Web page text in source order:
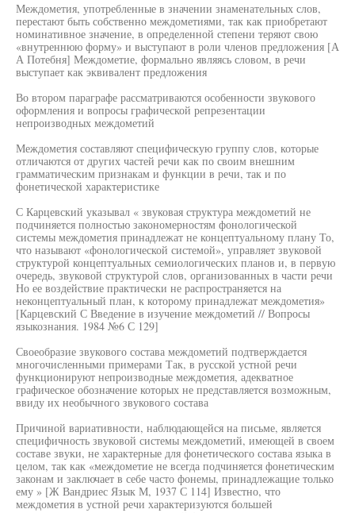
Междометия, употребленные в значении знаменательных слов,
перестают быть собственно междометиями, так как приобретают
номинативное значение, в определенной степени теряют свою
«внутреннюю форму» и выступают в роли членов предложения [А
А Потебня] Междометие, формально являясь словом, в речи
выступает как эквивалент предложения
Во втором параграфе рассматриваются особенности звукового
оформления и вопросы графической репрезентации
непроизводных междометий
Междометия составляют специфическую группу слов, которые
отличаются от других частей речи как по своим внешним
грамматическим признакам и функции в речи, так и по
фонетической характеристике
С Карцевский указывал « звуковая структура междометий не
подчиняется полностью закономерностям фонологической
системы междометия принадлежат не концептуальному плану То,
что называют «фонологической системой», управляет звуковой
структурой концептуальных семиологических планов и, в первую
очередь, звуковой структурой слов, организованных в части речи
Но ее воздействие практически не распространяется на
неконцептуальный план, к которому принадлежат междометия»
[Карцевский С Введение в изучение междометий // Вопросы
языкознания. 1984 №6 С 129]
Своеобразие звукового состава междометий подтверждается
многочисленными примерами Так, в русской устной речи
функционируют непроизводные междометия, адекватное
графическое обозначение которых не представляется возможным,
ввиду их необычного звукового состава
Причиной вариативности, наблюдающейся на письме, является
специфичность звуковой системы междометий, имеющей в своем
составе звуки, не характерные для фонетического состава языка в
целом, так как «междометие не всегда подчиняется фонетическим
законам и заключает в себе часто фонемы, принадлежащие только
ему » [Ж Вандриес Язык М, 1937 С 114] Известно, что
междометия в устной речи характеризуются большей